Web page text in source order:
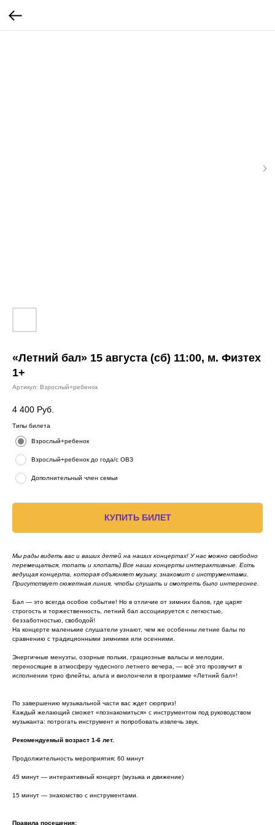
«Летний бал» 15 августа (сб) 11:00, м. Физтех
1+
Артикул: Взрослый+ребенок
4 400 Руб.
Типы билета
Взрослый+ребенок
Взрослый+ребенок до года/с ОВЗ
Дополнительный член семьи
КУПИТЬ БИЛЕТ
Мы рады видеть вас и ваших детей на наших концертах! У нас можно свободно
перемещаться, топать и хлопать) Все наши концерты интерактивные. Есть
ведущая концерта, которая объясняет музыку, знакомит с инструментами.
Присутствует сюжетная линия, чтобы слушать и смотреть было интереснее.
Бал — это всегда особое событие! Но в отличие от зимних балов, где царят
строгость и торжественность, летний бал ассоциируется с легкостью,
беззаботностью, свободой!
На концерте маленькие слушатели узнают, чем же особенны летние балы по
сравнению с традиционными зимними или осенними.
Энергичные менуэты, озорные польки, грациозные вальсы и мелодии,
переносящие в атмосферу чудесного летнего вечера, — всё это прозвучит в
исполнении трио флейты, альта и виолончели в программе «Летний бал»!
По завершению музыкальной части вас ждет сюрприз!
Каждый желающий сможет «познакомиться» с инструментом под руководством
музыканта: потрогать инструмент и попробовать извлечь звук.
Рекомендуемый возраст 1-6 лет.
Продолжительность мероприятия: 60 минут
45 минут — интерактивный концерт (музыка и движение)
15 минут — знакомство с инструментами.
Правила посещения: